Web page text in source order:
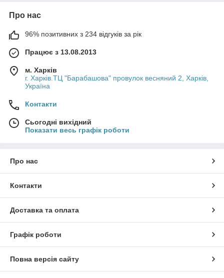
Про нас
96% позитивних з 234 відгуків за рік
Працює з 13.08.2013
м. Харків
г. Харків.ТЦ "Барабашова" провулок весняний 2, Харків,
Україна
Контакти
Сьогодні вихідний
Показати весь графік роботи
Про нас
Контакти
Доставка та оплата
Графік роботи
Повна версія сайту